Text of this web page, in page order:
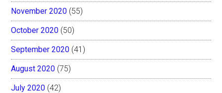
November 2020 (55)
October 2020 (50)
September 2020 (41)
August 2020 (75)
July 2020 (42)